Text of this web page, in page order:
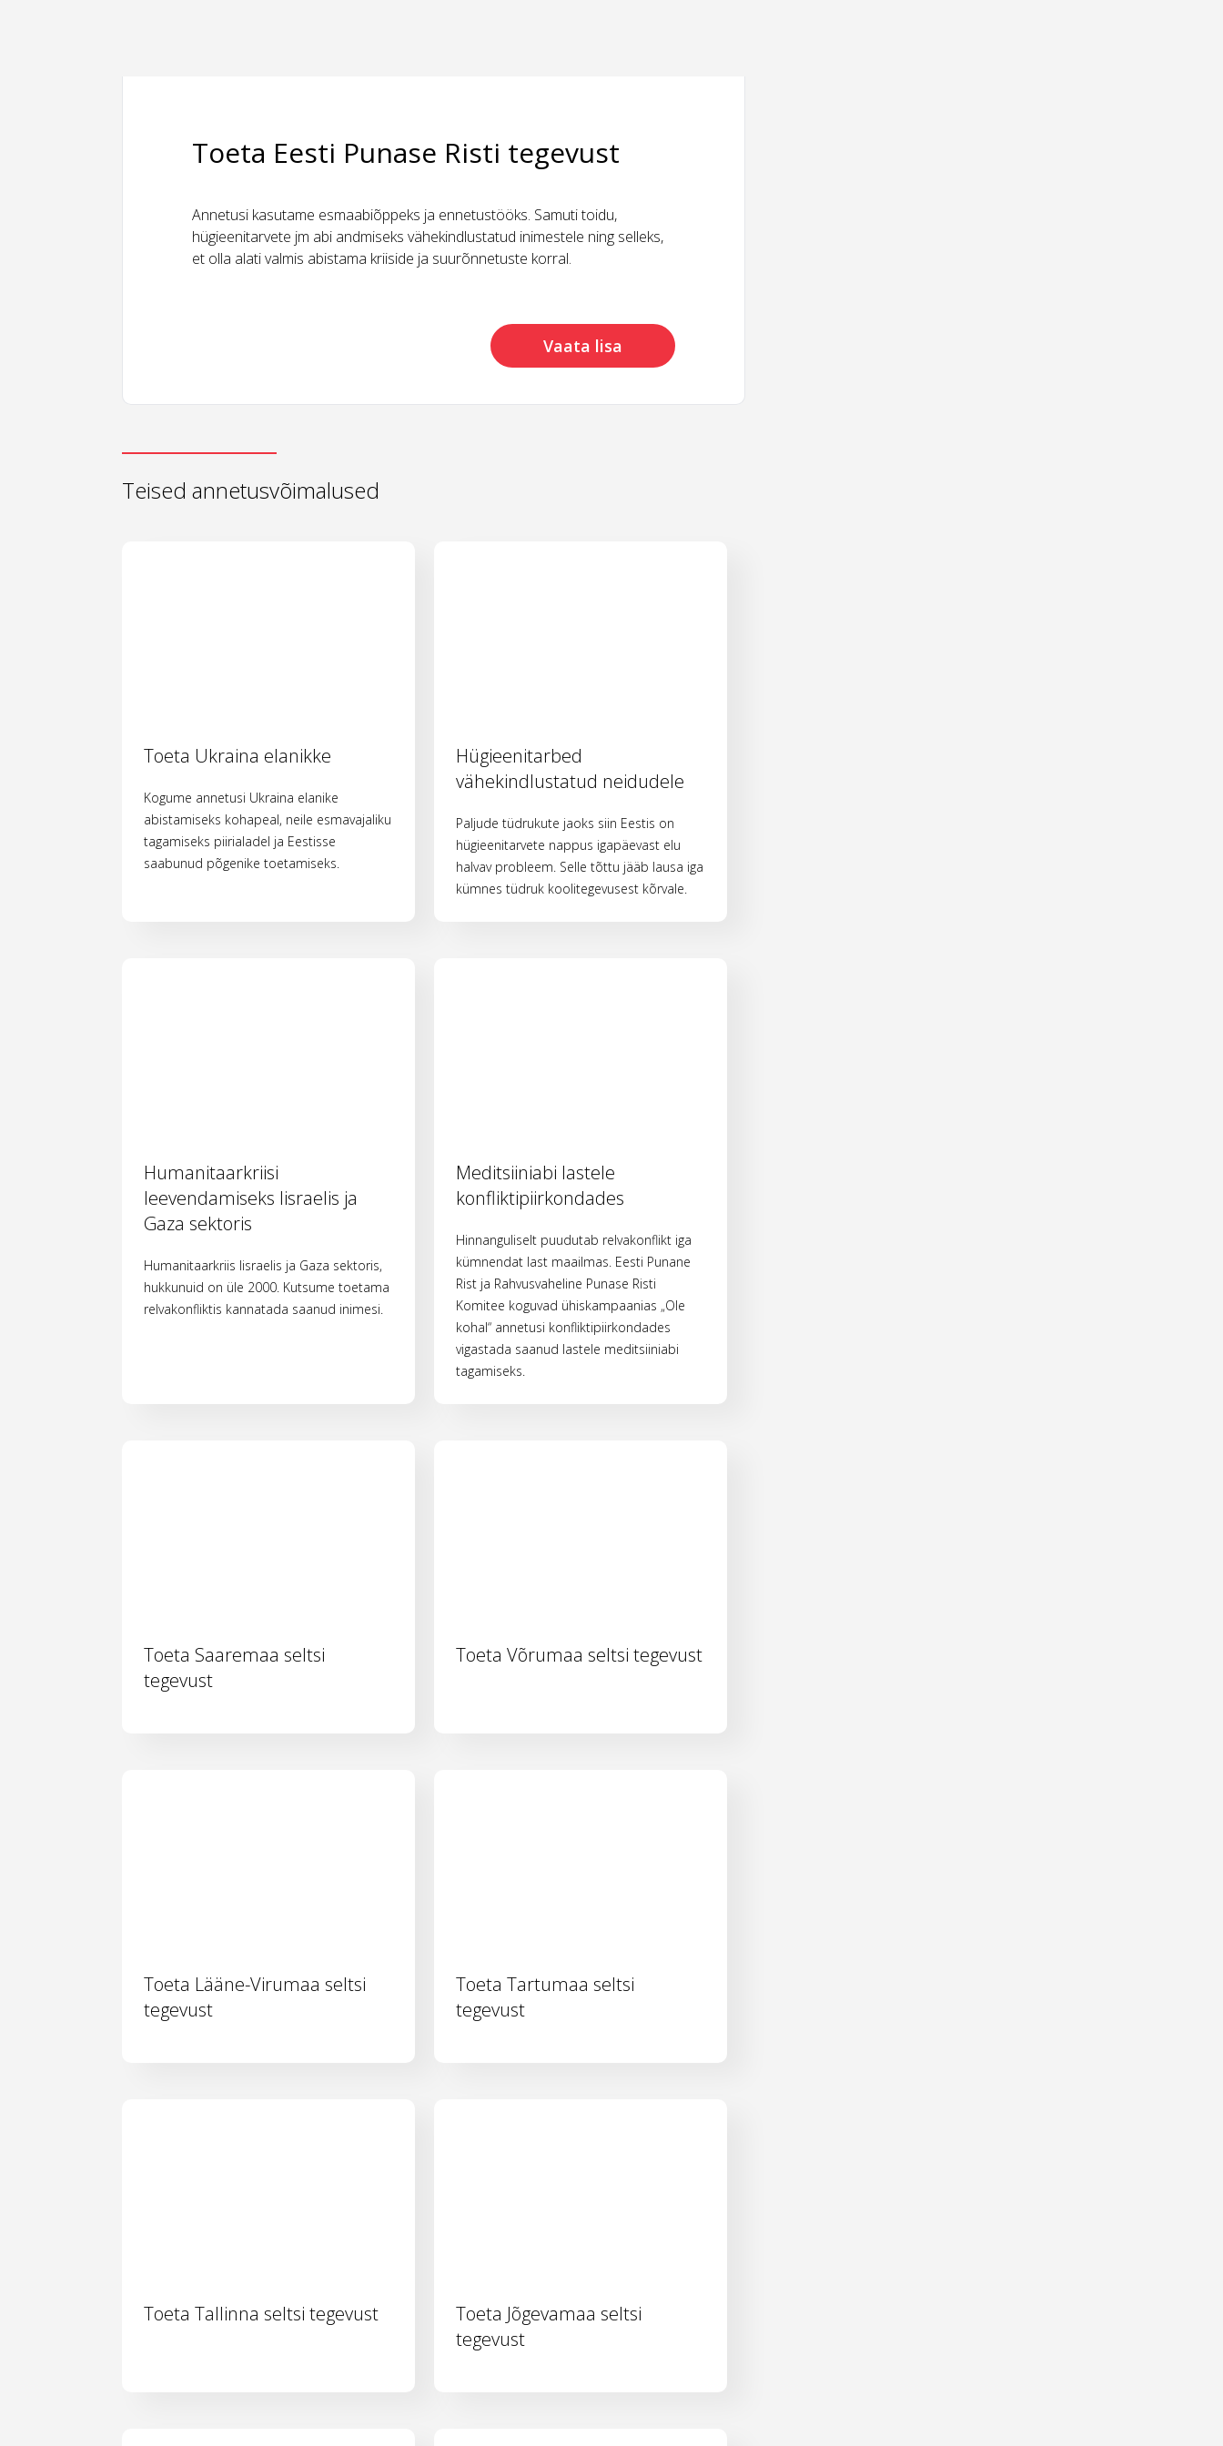
Toeta Eesti Punase Risti tegevust
Annetusi kasutame esmaabiõppeks ja ennetustööks. Samuti toidu,
hügieenitarvete jm abi andmiseks vähekindlustatud inimestele ning selleks,
et olla alati valmis abistama kriiside ja suurõnnetuste korral.
Vaata lisa
Teised annetusvõimalused
Toeta Ukraina elanikke
Kogume annetusi Ukraina elanike
abistamiseks kohapeal, neile esmavajaliku
tagamiseks piirialadel ja Eestisse
saabunud põgenike toetamiseks.
Hügieenitarbed
vähekindlustatud neidudele
Paljude tüdrukute jaoks siin Eestis on
hügieenitarvete nappus igapäevast elu
halvav probleem. Selle tõttu jääb lausa iga
kümnes tüdruk koolitegevusest kõrvale.
Humanitaarkriisi
leevendamiseks Iisraelis ja
Gaza sektoris
Humanitaarkriis Iisraelis ja Gaza sektoris,
hukkunuid on üle 2000. Kutsume toetama
relvakonfliktis kannatada saanud inimesi.
Meditsiiniabi lastele
konfliktipiirkondades
Hinnanguliselt puudutab relvakonflikt iga
kümnendat last maailmas. Eesti Punane
Rist ja Rahvusvaheline Punase Risti
Komitee koguvad ühiskampaanias „Ole
kohal“ annetusi konfliktipiirkondades
vigastada saanud lastele meditsiiniabi
tagamiseks.
Toeta Saaremaa seltsi
tegevust
Toeta Võrumaa seltsi tegevust
Toeta Lääne-Virumaa seltsi
tegevust
Toeta Tartumaa seltsi
tegevust
Toeta Tallinna seltsi tegevust
Toeta Jõgevamaa seltsi
tegevust